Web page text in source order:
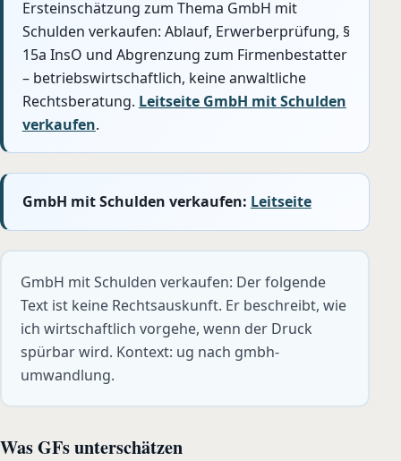
Ersteinschätzung zum Thema GmbH mit
Schulden verkaufen: Ablauf, Erwerberprüfung, §
15a InsO und Abgrenzung zum Firmenbestatter
– betriebswirtschaftlich, keine anwaltliche
Rechtsberatung. Leitseite GmbH mit Schulden
verkaufen.
GmbH mit Schulden verkaufen: Leitseite
GmbH mit Schulden verkaufen: Der folgende
Text ist keine Rechtsauskunft. Er beschreibt, wie
ich wirtschaftlich vorgehe, wenn der Druck
spürbar wird. Kontext: ug nach gmbh-
umwandlung.
Was GFs unterschätzen